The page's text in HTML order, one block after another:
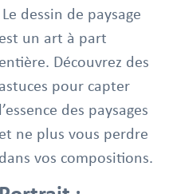
Le dessin de paysage
est un art à part
entière. Découvrez des
astuces pour capter
l’essence des paysages
et ne plus vous perdre
dans vos compositions.